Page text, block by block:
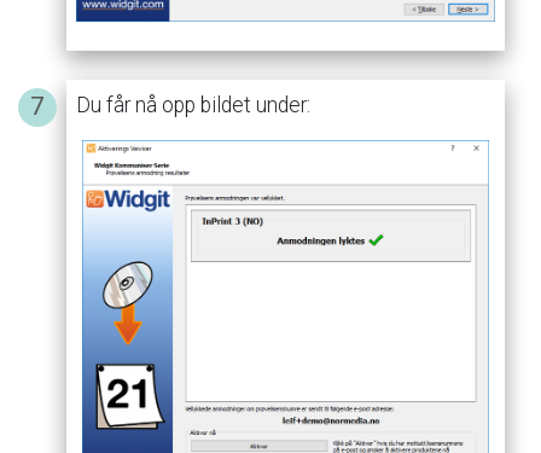
Du får nå opp bildet under: